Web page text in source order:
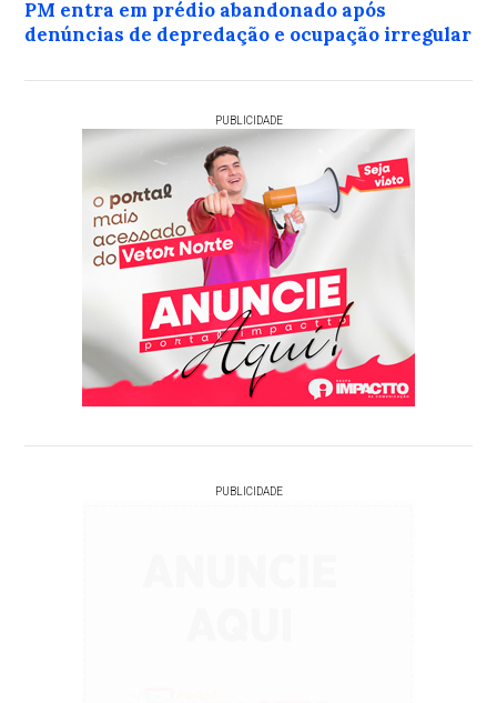
PM entra em prédio abandonado após
denúncias de depredação e ocupação irregular
PUBLICIDADE
PUBLICIDADE